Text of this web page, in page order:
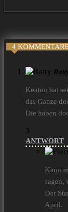
4
Keaton hat
das Ganze
Die haben
3
ANTWORT
Kann
sagen,
Der
April.